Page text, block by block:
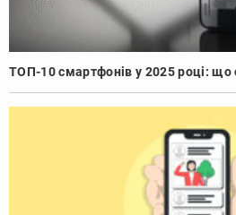
ТОП-10 смартфонів у 2025 році: що